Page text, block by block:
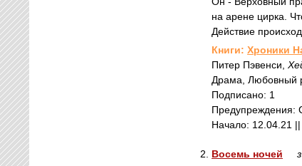
на арене цирка.
Действие
Книги: Хроники
Питер Пэвенси,
Драма, Любовный
Подписано: 1
Предупреждения:
Начало: 12.04.21
2. Восемь ночей